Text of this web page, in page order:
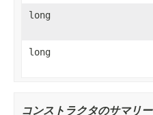
long
long
コンストラクタのサマリー